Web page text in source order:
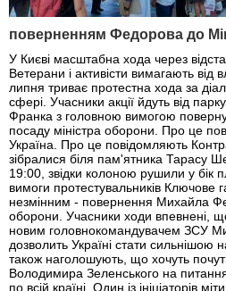
поверненням Федорова до
У Києві масштабна хода через
Ветерани і активісти вимагають від
липня триває протестна хода за
сфері. Учасники акції йдуть від
Франка з головною вимогою
посаду міністра оборони. Про це
Україна. Про це повідомляють
зібралися біля пам'ятника Тарасу
19:00, звідки колоною рушили у бік
вимоги протестувальників Ключове
незмінним - повернення Михайла
оборони. Учасники ходи впевнені,
новим головнокомандувачем ЗСУ
дозволить Україні стати сильнішою
також наголошують, що хочуть
Володимира Зеленського на
по всій країні. Один із ініціаторів